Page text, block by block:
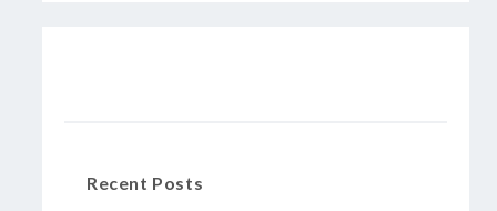
Recent Posts